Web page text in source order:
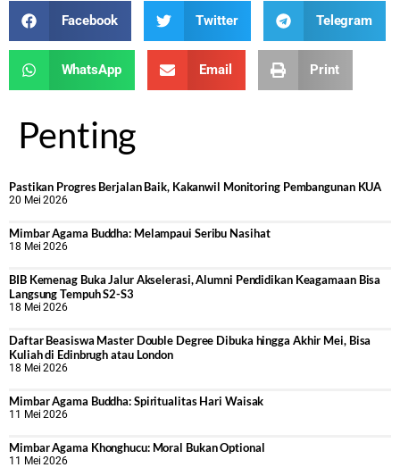
Facebook Twitter Telegram
WhatsApp Email Print
Penting
Pastikan Progres Berjalan Baik, Kakanwil Monitoring Pembangunan KUA
20 Mei 2026
Mimbar Agama Buddha: Melampaui Seribu Nasihat
18 Mei 2026
BIB Kemenag Buka Jalur Akselerasi, Alumni Pendidikan Keagamaan Bisa
Langsung Tempuh S2-S3
18 Mei 2026
Daftar Beasiswa Master Double Degree Dibuka hingga Akhir Mei, Bisa
Kuliah di Edinbrugh atau London
18 Mei 2026
Mimbar Agama Buddha: Spiritualitas Hari Waisak
11 Mei 2026
Mimbar Agama Khonghucu: Moral Bukan Optional
11 Mei 2026